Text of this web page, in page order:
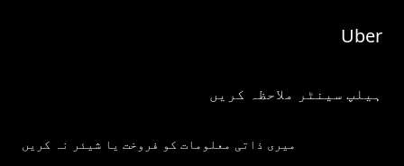
Uber
ہیلپ سینٹر ملاحظہ کریں
میری ذاتی معلومات کو فروخت یا شیئر نہ کریں